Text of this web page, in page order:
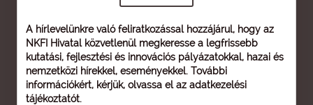
A hírlevelünkre való feliratkozással hozzájárul, hogy az
NKFI Hivatal közvetlenül megkeresse a legfrissebb
kutatási, fejlesztési és innovációs pályázatokkal, hazai és
nemzetközi hírekkel, eseményekkel. További
információkért, kérjük, olvassa el az adatkezelési
tájékoztatót.